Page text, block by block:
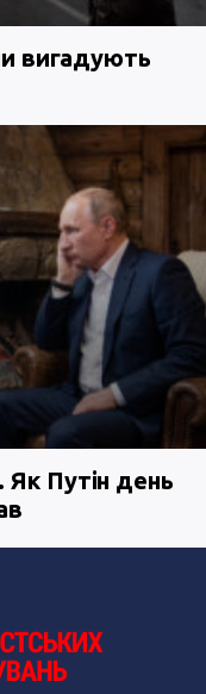
вигадують
Путін день